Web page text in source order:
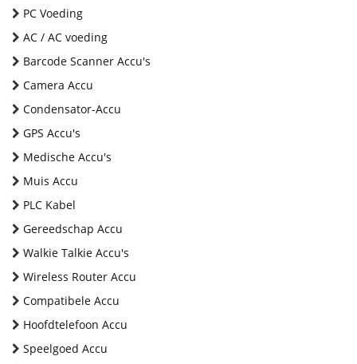
PC Voeding
AC / AC voeding
Barcode Scanner Accu's
Camera Accu
Condensator-Accu
GPS Accu's
Medische Accu's
Muis Accu
PLC Kabel
Gereedschap Accu
Walkie Talkie Accu's
Wireless Router Accu
Compatibele Accu
Hoofdtelefoon Accu
Speelgoed Accu